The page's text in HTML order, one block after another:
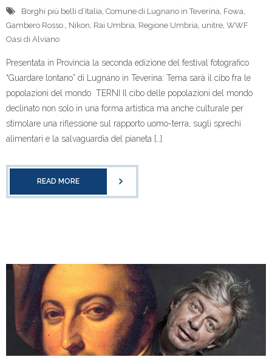
Borghi più belli d’Italia, Comune di Lugnano in Teverina, Fowa,
Gambero Rosso., Nikon, Rai Umbria, Regione Umbria, unitre, WWF
Oasi di Alviano
Presentata in Provincia la seconda edizione del festival fotografico
“Guardare lontano” di Lugnano in Teverina: Tema sarà il cibo fra le
popolazioni del mondo TERNI Il cibo delle popolazioni del mondo
declinato non solo in una forma artistica ma anche culturale per
stimolare una riflessione sul rapporto uomo-terra, sugli sprechi
alimentari e la salvaguardia del pianeta […]
READ MORE